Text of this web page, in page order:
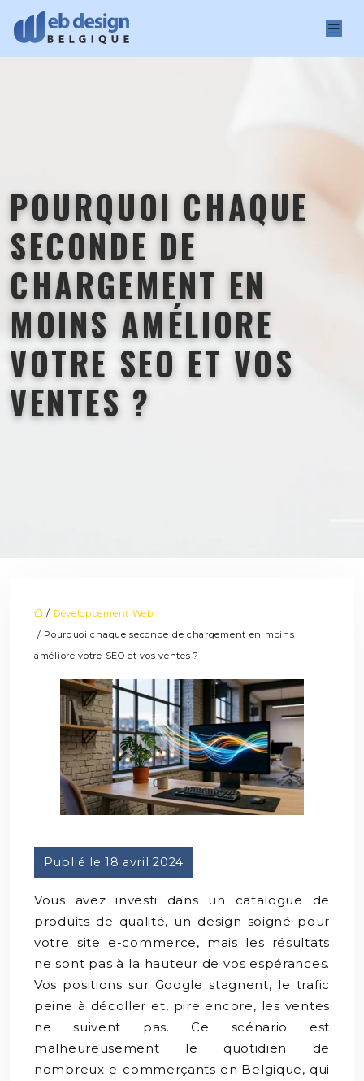
POURQUOI CHAQUE
SECONDE DE
CHARGEMENT EN
MOINS AMÉLIORE
VOTRE SEO ET VOS
VENTES ?
/ Développement Web
/ Pourquoi chaque seconde de chargement en moins
améliore votre SEO et vos ventes ?
Publié le 18 avril 2024
Vous avez investi dans un catalogue de
produits de qualité, un design soigné pour
votre site e-commerce, mais les résultats
ne sont pas à la hauteur de vos espérances.
Vos positions sur Google stagnent, le trafic
peine à décoller et, pire encore, les ventes
ne suivent pas. Ce scénario est
malheureusement le quotidien de
nombreux e-commerçants en Belgique, qui